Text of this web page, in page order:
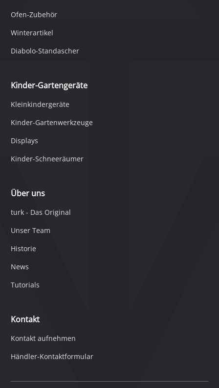
Ofen-Zubehör
Winterartikel
Diabolo-Standascher
Kinder-Gartengeräte
Kleinkindergeräte
Kinder-Gartenwerkzeuge
Displays
Kinder-Schneeräumer
Über uns
turk - Das Original
Unser Team
Historie
News
Tutorials
Kontakt
Kontakt aufnehmen
Händler-Kontaktformular